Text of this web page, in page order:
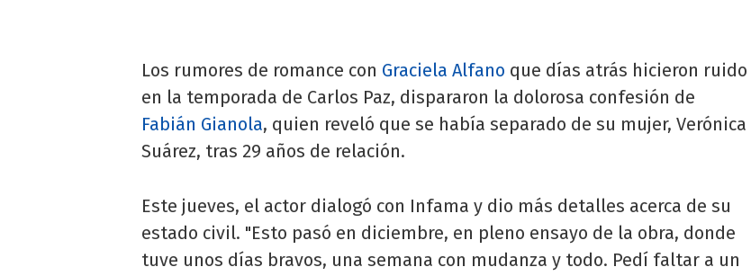
Los rumores de romance con Graciela Alfano que días atrás hicieron ruido
en la temporada de Carlos Paz, dispararon la dolorosa confesión de
Fabián Gianola, quien reveló que se había separado de su mujer, Verónica
Suárez, tras 29 años de relación.
Este jueves, el actor dialogó con Infama y dio más detalles acerca de su
estado civil. "Esto pasó en diciembre, en pleno ensayo de la obra, donde
tuve unos días bravos, una semana con mudanza y todo. Pedí faltar a un